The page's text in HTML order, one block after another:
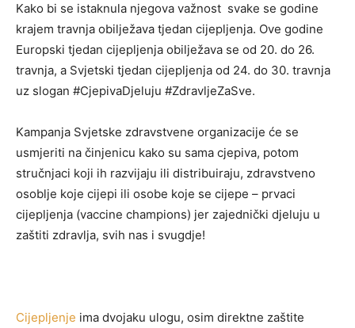
Kako bi se istaknula njegova važnost svake se godine
krajem travnja obilježava tjedan cijepljenja. Ove godine
Europski tjedan cijepljenja obilježava se od 20. do 26.
travnja, a Svjetski tjedan cijepljenja od 24. do 30. travnja
uz slogan #CjepivaDjeluju #ZdravljeZaSve.
Kampanja Svjetske zdravstvene organizacije će se
usmjeriti na činjenicu kako su sama cjepiva, potom
stručnjaci koji ih razvijaju ili distribuiraju, zdravstveno
osoblje koje cijepi ili osobe koje se cijepe – prvaci
cijepljenja (vaccine champions) jer zajednički djeluju u
zaštiti zdravlja, svih nas i svugdje!
Cijepljenje ima dvojaku ulogu, osim direktne zaštite